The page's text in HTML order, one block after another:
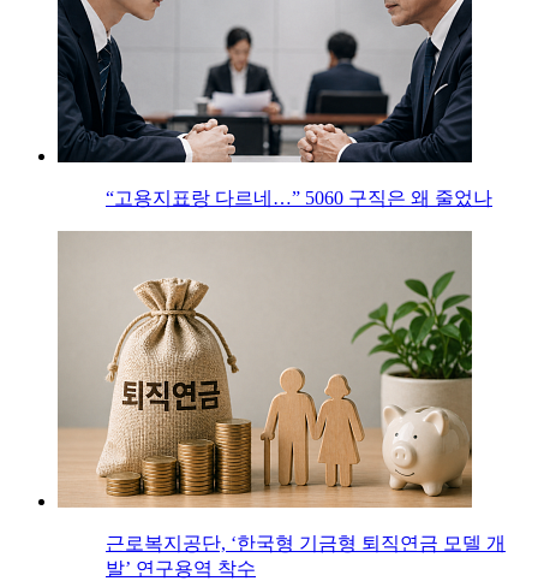
“고용지표랑 다르네…” 5060 구직은 왜 줄었나
근로복지공단, ‘한국형 기금형 퇴직연금 모델 개
발’ 연구용역 착수